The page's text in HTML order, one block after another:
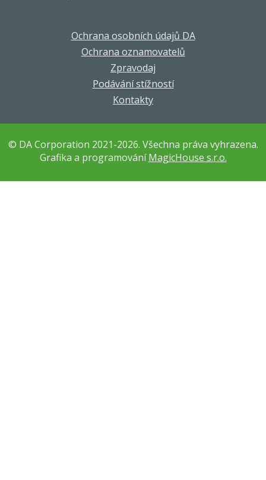
Ochrana osobních údajů DA
Ochrana oznamovatelů
Zpravodaj
Podávání stížností
Kontakty
© DA Corporation 2021-2026. Všechna práva vyhrazena.
Grafika a programováníMagicHouse s.r.o.